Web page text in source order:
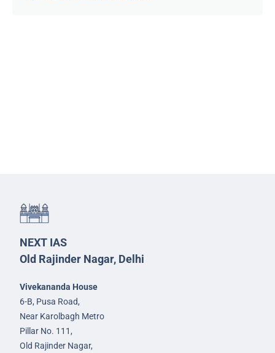
NEXT IAS
Old Rajinder Nagar, Delhi
Vivekananda House
6-B, Pusa Road,
Near Karolbagh Metro
Pillar No. 111,
Old Rajinder Nagar,